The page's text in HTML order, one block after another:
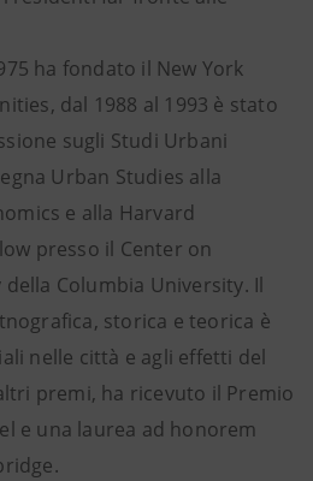
ha fondato il New York
dal 1988 al 1993 è stato
sugli Studi Urbani
Urban Studies alla
e alla Harvard
presso il Center on
Columbia University. Il
storica e teorica è
nelle città e agli effetti del
premi, ha ricevuto il Premio
e una laurea ad honorem